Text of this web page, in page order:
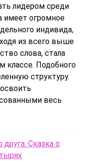
лидером среди
имеет огромное
индивида,
из всего выше
слова, стала
классе. Подобного
структуру.
весь
Сказка о